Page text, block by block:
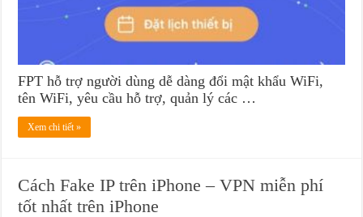
FPT hỗ trợ người dùng dễ dàng đổi mật khẩu WiFi,
tên WiFi, yêu cầu hỗ trợ, quản lý các …
Xem chi tiết »
Cách Fake IP trên iPhone – VPN miễn phí
tốt nhất trên iPhone